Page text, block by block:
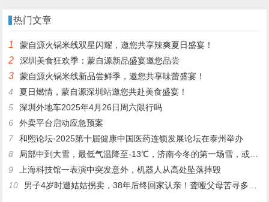
热门文章
1 蒙自源火锅米线双星闪耀，邀您共享辣爽夏日盛宴！
2 深圳美食狂欢季：蒙自源新品盛宴邀您品尝
3
蒙自源火锅米线新品尝鲜季，邀您共享味蕾盛宴！
4
夏日燃情，蒙自源深圳站邀您共赴美食盛宴！
5
深圳外地车2025年4月26日周六限行吗
6
外卖平台启动应急预案
7
和熙论坛·2025第十届健康中国医药连锁发展论坛在泰州举办
8
局部中到大雪，最低气温降至-13℃，济南今冬的第一场雪，或跟去年同一时间！
9
上海科技馆一表演中突发意外，机器人从高处坠落摔毁
10
男子4岁时遭姑姑拐卖，38年后终回家认亲！聋哑父母苦寻多年，母亲已抱憾离世丨红星寻人